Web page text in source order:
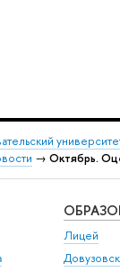
→ Октябрь.
Лицей